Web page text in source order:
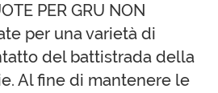
PER GRU NON
per una varietà di
del battistrada della
Al fine di mantenere le